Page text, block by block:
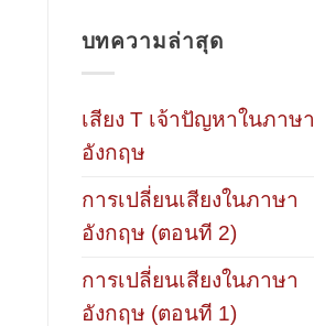
บทความล่าสุด
เสียง T เจ้าปัญหาในภาษา
อังกฤษ
การเปลี่ยนเสียงในภาษา
อังกฤษ (ตอนที 2)
การเปลี่ยนเสียงในภาษา
อังกฤษ (ตอนที 1)